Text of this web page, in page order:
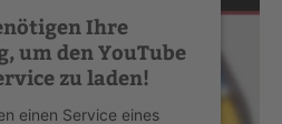
Ihre
um den YouTube
zu laden!
einen Service eines